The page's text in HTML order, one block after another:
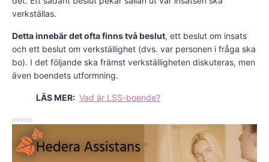
verkställas.
Detta innebär det ofta finns två beslut, ett beslut om insats
och ett beslut om verkställighet (dvs. var personen i fråga ska
bo). I det följande ska främst verkställigheten diskuteras, men
även boendets utformning.
LÄS MER: Vad är LSS-boende?
ANNONS